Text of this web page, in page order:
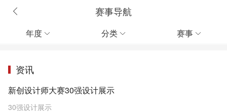
赛事导航
年度  分类  赛事 
资讯
新创设计师大赛30强设计展示
30强设计展示